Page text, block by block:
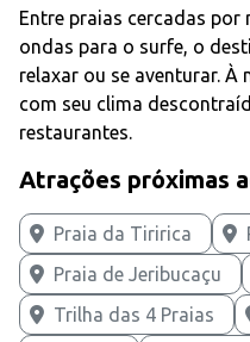
Entre praias cercadas
ondas para o surfe, o
relaxar ou se aventurar.
com seu clima
restaurantes.
Atrações próximas
Praia da Tiririca
Praia de Jeribucaçu
Trilha das 4 Praias